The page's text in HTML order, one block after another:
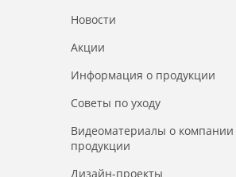
Новости
Акции
Информация о продукции
Советы по уходу
Видеоматериалы о компании
продукции
Дизайн-проекты